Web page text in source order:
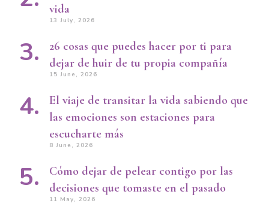
vida
13 July, 2026
26 cosas que puedes hacer por ti para
dejar de huir de tu propia compañía
15 June, 2026
El viaje de transitar la vida sabiendo que
las emociones son estaciones para
escucharte más
8 June, 2026
Cómo dejar de pelear contigo por las
decisiones que tomaste en el pasado
11 May, 2026